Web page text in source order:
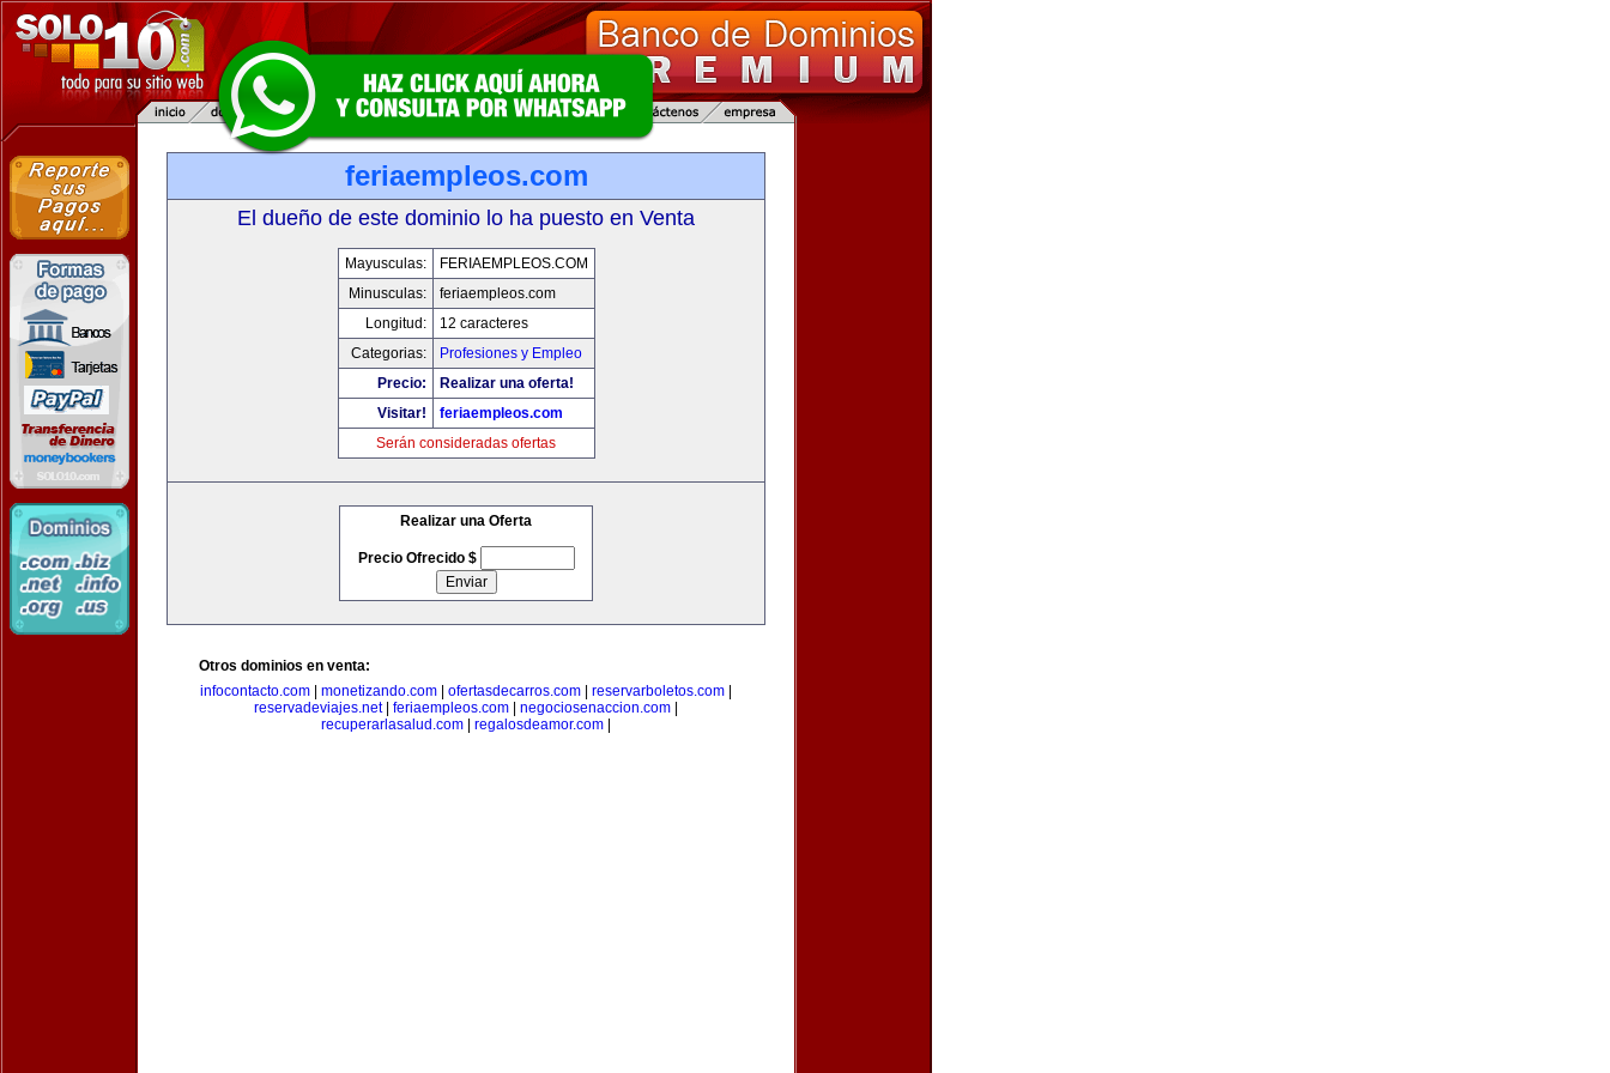
feriaempleos.com
El dueño de este dominio lo ha puesto en Venta
Mayusculas:
FERIAEMPLEOS.COM
Minusculas:
feriaempleos.com
Longitud:
12 caracteres
Categorias:
Profesiones y Empleo
Precio:
Realizar una oferta!
Visitar!
feriaempleos.com
Serán consideradas ofertas
Realizar una Oferta
Precio Ofrecido $
Otros dominios en venta:
infocontacto.com
monetizando.com ofertasdecarros.com reservarboletos.com
reservadeviajes.net| feriaempleos.com negociosenaccion.com
recuperarlasalud.com
regalosdeamor.com